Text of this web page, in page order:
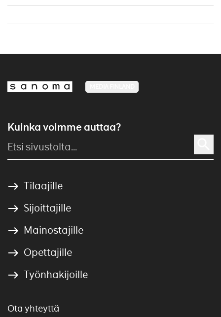
Kuinka voimme auttaa?
Tilaajille
Sijoittajille
Mainostajille
Opettajille
Työnhakijoille
Ota yhteyttä